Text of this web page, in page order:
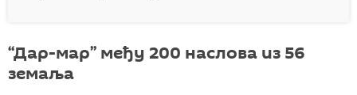
“Дар-мар” међу 200 наслова из 56
земаља